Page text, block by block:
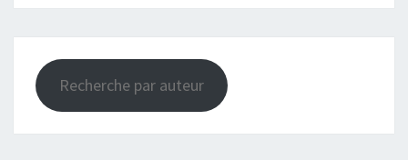
Recherche par auteur